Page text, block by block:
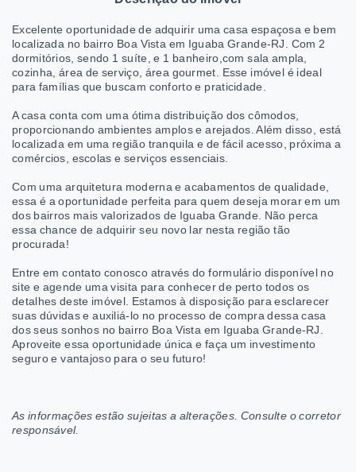
Excelente oportunidade de adquirir uma casa espaçosa e bem
localizada no bairro Boa Vista em Iguaba Grande-RJ. Com 2
dormitórios, sendo 1 suíte, e 1 banheiro,com sala ampla,
cozinha, área de serviço, área gourmet. Esse imóvel é ideal
para famílias que buscam conforto e praticidade.
A casa conta com uma ótima distribuição dos cômodos,
proporcionando ambientes amplos e arejados. Além disso, está
localizada em uma região tranquila e de fácil acesso, próxima a
comércios, escolas e serviços essenciais.
Com uma arquitetura moderna e acabamentos de qualidade,
essa é a oportunidade perfeita para quem deseja morar em um
dos bairros mais valorizados de Iguaba Grande. Não perca
essa chance de adquirir seu novo lar nesta região tão
procurada!
Entre em contato conosco através do formulário disponível no
site e agende uma visita para conhecer de perto todos os
detalhes deste imóvel. Estamos à disposição para esclarecer
suas dúvidas e auxiliá-lo no processo de compra dessa casa
dos seus sonhos no bairro Boa Vista em Iguaba Grande-RJ.
Aproveite essa oportunidade única e faça um investimento
seguro e vantajoso para o seu futuro!
As informações estão sujeitas a alterações. Consulte o corretor
responsável.